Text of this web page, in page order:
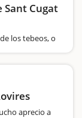
Sant Cugat
los tebeos, o
aprecio a